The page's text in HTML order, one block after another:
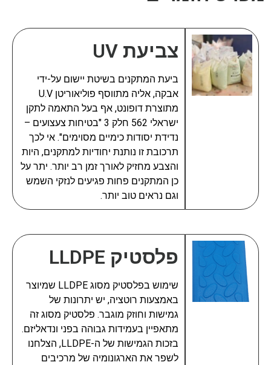
צביעת UV
ביעת המתקנים בשיטת יישום על-ידי
אבקה, אליה מתווסף פוליאוריטן U.V
מתוצרת דופונט, אף בעל התאמה לתקן
ישראלי 562 חלק 3 "בטיחות צעצועים –
נדידת יסודות כימיים מסוימים". אי לכך
תרכובת זו נותנת יחודיות למתקנים, היות
והצבע מחזיק לאורך זמן רב יותר. יתר על
כן המתקנים פחות פגיעים לנזקי השמש
וגם נראים טוב יותר.
פלסטיק LLDPE
שימוש בפלסטיק מסוג LLDPE שמיוצר
באמצעות רוטציה, יש יתרונות של
גמישות וחוזק מוגבר. פלסטיק מסוג זה
מתאפיין בעמידות גבוהה בפני ונדאליזם.
בזכות הגמישות של ה-LLDPE, הצלחנו
לשפר את הארגונומיה של מרכיבים
אליכם בהקדם
שליחה